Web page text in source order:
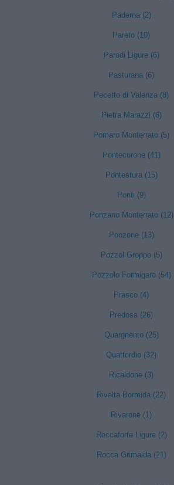
Paderna (2)
Pareto (10)
Parodi Ligure (6)
Pasturana (6)
Pecetto di Valenza (8)
Pietra Marazzi (6)
Pomaro Monferrato (5)
Pontecurone (41)
Pontestura (15)
Ponti (9)
Ponzano Monferrato (12)
Ponzone (13)
Pozzol Groppo (5)
Pozzolo Formigaro (54)
Prasco (4)
Predosa (26)
Quargnento (25)
Quattordio (32)
Ricaldone (3)
Rivalta Bormida (22)
Rivarone (1)
Roccaforte Ligure (2)
Rocca Grimalda (21)